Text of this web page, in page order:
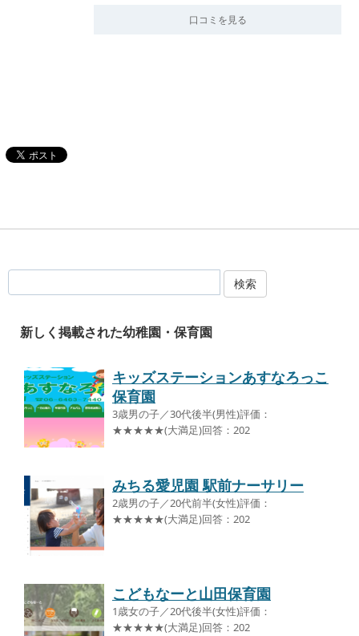
口コミを見る
検索
新しく掲載された幼稚園・保育園
キッズステーションあすなろっこ
保育園
3歳男の子／30代後半(男性)評価：
★★★★★(大満足)回答：202
みちる愛児園 駅前ナーサリー
2歳男の子／20代前半(女性)評価：
★★★★★(大満足)回答：202
こどもなーと山田保育園
1歳女の子／20代後半(女性)評価：
★★★★★(大満足)回答：202